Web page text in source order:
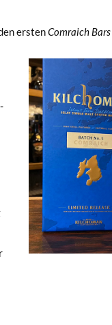
erstenComraich Bars